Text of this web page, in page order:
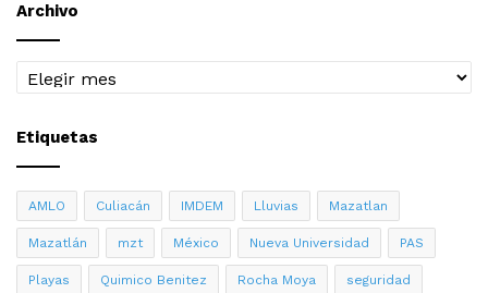
Archivo
Archivo
Etiquetas
AMLO Culiacán IMDEM Lluvias Mazatlan
Mazatlán mzt México Nueva Universidad PAS
Playas Quimico Benitez Rocha Moya seguridad